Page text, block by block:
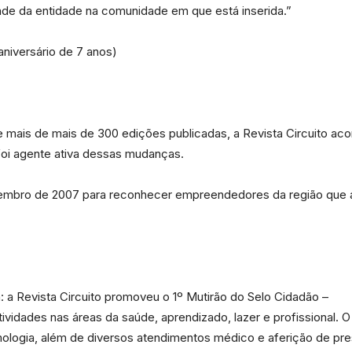
da entidade na comunidade em que está inserida.”
de 7 anos)
mais de mais de 300 edições publicadas, a Revista Circuito
agente ativa dessas mudanças.
de 2007 para reconhecer empreendedores da região
a Revista Circuito promoveu o 1º Mutirão do Selo Cidadão –
nas áreas da saúde, aprendizado, lazer e profissional.
além de diversos atendimentos médico e aferição de